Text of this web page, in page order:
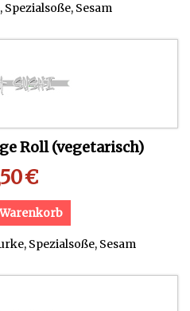
Sesam
Roll (vegetarisch)
€
Spezialsoße, Sesam